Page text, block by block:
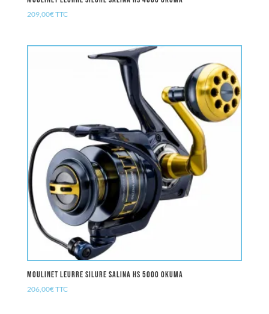
209,00€TTC
Moulinet Leurre Silure SALINA HS 5000 OKUMA
206,00€TTC